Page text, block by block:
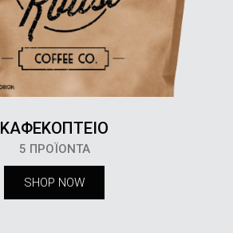
ΚΑΦΕΚΟΠΤΕΙΟ
5 ΠΡΟΪΌΝΤΑ